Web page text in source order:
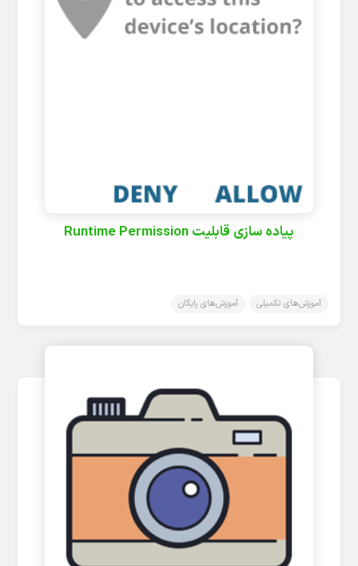
پیاده سازی قابلیت Runtime Permission
آموزش‌های تکمیلی آموزش‌های رایگان